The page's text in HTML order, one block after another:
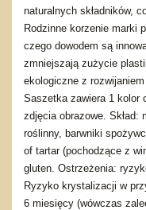
naturalnych składników,
Rodzinne korzenie marki
czego dowodem są
zmniejszają zużycie
ekologiczne z
Saszetka zawiera 1 kolor
zdjęcia obrazowe. Skład:
roślinny, barwniki
of tartar (pochodzące z
gluten. Ostrzeżenia:
Ryzyko krystalizacji w
6 miesięcy (wówczas